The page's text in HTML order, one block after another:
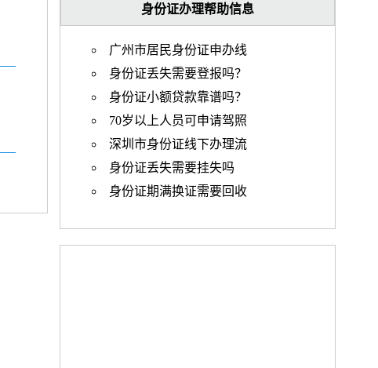
身份证办理帮助信息
广州市居民身份证申办线
身份证丢失需要登报吗？
身份证小额贷款靠谱吗？
70岁以上人员可申请驾照
深圳市身份证线下办理流
身份证丢失需要挂失吗
身份证期满换证需要回收